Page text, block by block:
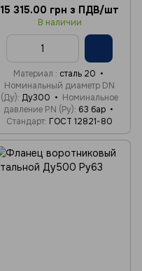
15 315.00 грн з ПДВ/шт
В наличии
Материал
сталь 20
Номинальный диаметр DN
(Ду) Ду300
Номинальное
давление PN (Ру) 63 бар
Стандарт ГОСТ 12821-80